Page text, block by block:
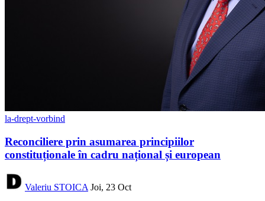
la-drept-vorbind
Reconciliere prin asumarea principiilor
constituționale în cadru național și european
Valeriu STOICA Joi, 23 Oct